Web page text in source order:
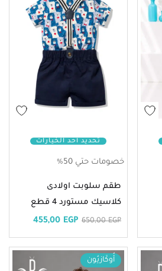
تحديد أحد الخيارات
خصومات حتي 50%
طقم سلوبت اولادى
كلاسيك مستورد 4 قطع
650,00EGP
455,00 EGP
أُوكَازيُون